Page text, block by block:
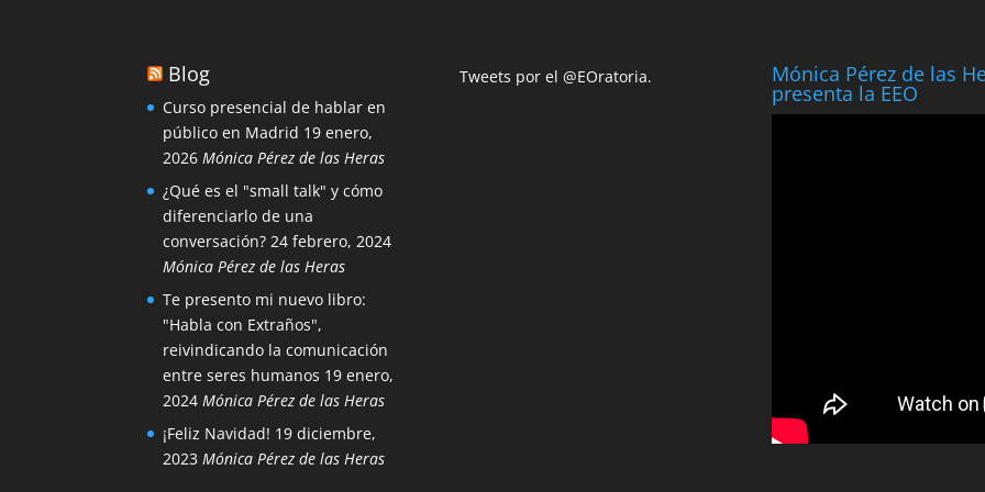
Blog
Curso presencial de hablar en
público en Madrid 19 enero,
2026 Mónica Pérez de las Heras
¿Qué es el "small talk" y cómo
diferenciarlo de una
conversación? 24 febrero, 2024
Mónica Pérez de las Heras
Te presento mi nuevo libro:
"Habla con Extraños",
reivindicando la comunicación
entre seres humanos 19 enero,
2024 Mónica Pérez de las Heras
¡Feliz Navidad! 19 diciembre,
2023 Mónica Pérez de las Heras
Tweets por el @EOratoria. Mónica Pérez de las
presenta la EEO